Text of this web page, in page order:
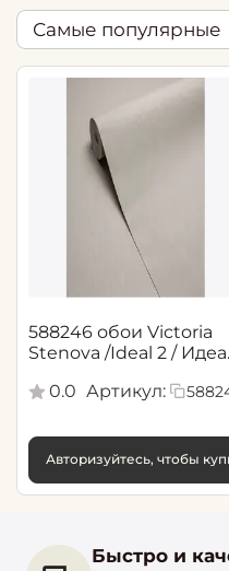
Самые популярные
588246 обои Victoria
Stenova /Ideal 2 /
0.0 Артикул:
Авторизуйтесь, чтобы
Быстро и